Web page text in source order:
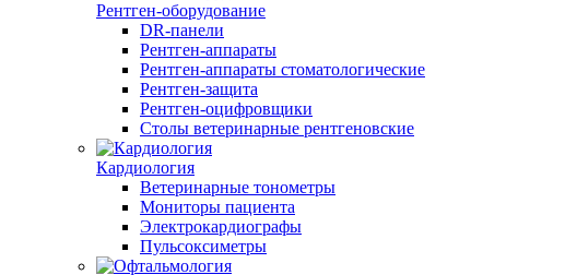
Рентген-оборудование
DR-панели
Рентген-аппараты
Рентген-аппараты стоматологические
Рентген-защита
Рентген-оцифровщики
Столы ветеринарные рентгеновские
Кардиология
Ветеринарные тонометры
Мониторы пациента
Электрокардиографы
Пульсоксиметры